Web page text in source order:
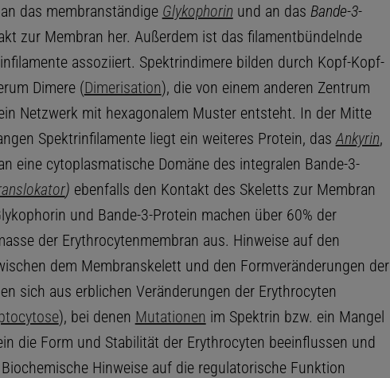
das membranständige Glykophorin und an das Bande-3-
zur Membran her. Außerdem ist das filamentbündelnde
assoziiert. Spektrindimere bilden durch Kopf-Kopf-
Dimere (Dimerisation), die von einem anderen Zentrum
Netzwerk mit hexagonalem Muster entsteht. In der Mitte
Spektrinfilamente liegt ein weiteres Protein, das Ankyrin,
eine cytoplasmatische Domäne des integralen Bande-3-
) ebenfalls den Kontakt des Skeletts zur Membran
und Bande-3-Protein machen über 60% der
der Erythrocytenmembran aus. Hinweise auf den
dem Membranskelett und den Formveränderungen der
sich aus erblichen Veränderungen der Erythrocyten
), bei denen Mutationen im Spektrin bzw. ein Mangel
die Form und Stabilität der Erythrocyten beeinflussen und
Hinweise auf die regulatorische Funktion